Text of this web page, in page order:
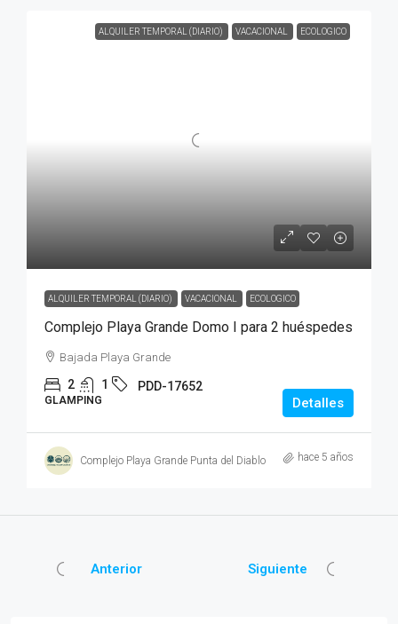
ALQUILER TEMPORAL (DIARIO) VACACIONAL ECOLOGICO
ALQUILER TEMPORAL (DIARIO) VACACIONAL ECOLOGICO
Complejo Playa Grande Domo I para 2 huéspedes
Bajada Playa Grande
2 1 PDD-17652
GLAMPING Detalles
Complejo Playa Grande Punta del Diablo hace 5 años
Anterior Siguiente